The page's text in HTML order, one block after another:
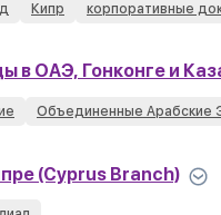
Кипр корпоративные
в ОАЭ, Гонконге и
Объединенные Арабские
(Cyprus Branch)